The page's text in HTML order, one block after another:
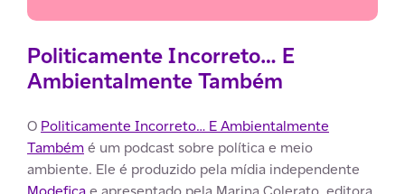
Politicamente Incorreto… E
Ambientalmente Também
O Politicamente Incorreto… E Ambientalmente
Tambémé um podcast sobre política e meio
ambiente. Ele é produzido pela mídia independente